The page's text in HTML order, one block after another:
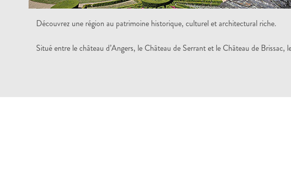
Découvrez une région au patrimoine historique, culturel et architectural riche.
Situé entre le château d’Angers, le Château de Serrant et le Château de